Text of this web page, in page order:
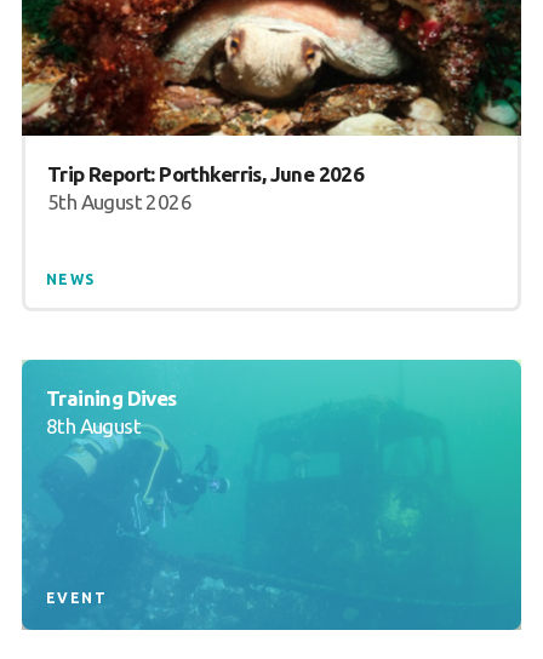
Trip Report: Porthkerris, June 2026
5th August 2026
NEWS
Training Dives
8th August
EVENT